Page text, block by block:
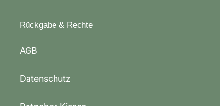
Rückgabe & Rechte
AGB
Datenschutz